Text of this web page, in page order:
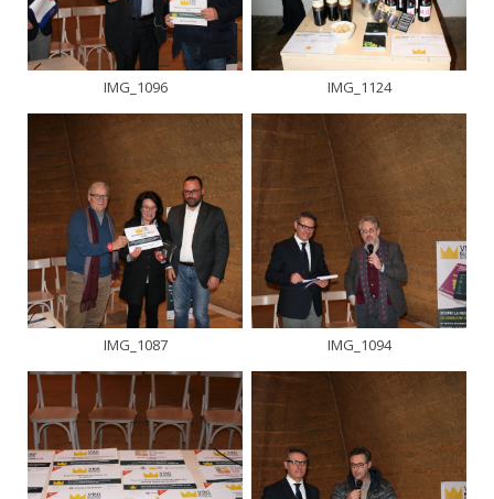
IMG_1096 IMG_1124
IMG_1087 IMG_1094